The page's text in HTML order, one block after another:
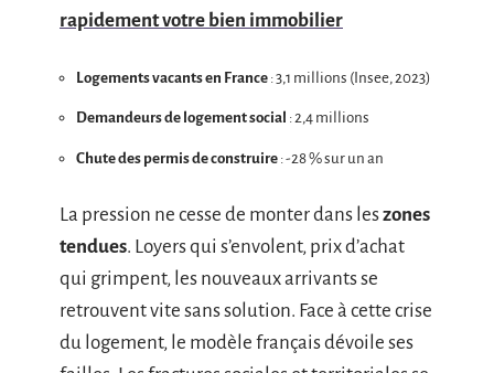
rapidement votre bien immobilier
Logements vacants en France : 3,1 millions (Insee, 2023)
Demandeurs de logement social : 2,4 millions
Chute des permis de construire : -28 % sur un an
La pression ne cesse de monter dans leszones
tendues. Loyers qui s’envolent, prix d’achat
qui grimpent, les nouveaux arrivants se
retrouvent vite sans solution. Face à cette crise
du logement, le modèle français dévoile ses